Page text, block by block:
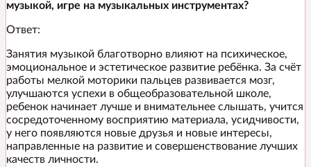
музыкой, игре на музыкальных инструментах?
Ответ:
Занятия музыкой благотворно влияют на психическое,
эмоциональное и эстетическое развитие ребёнка. За счёт
работы мелкой моторики пальцев развивается мозг,
улучшаются успехи в общеобразовательной школе,
ребенок начинает лучше и внимательнее слышать, учится
сосредоточенному восприятию материала, усидчивости,
у него появляются новые друзья и новые интересы,
направленные на развитие и совершенствование лучших
качеств личности.